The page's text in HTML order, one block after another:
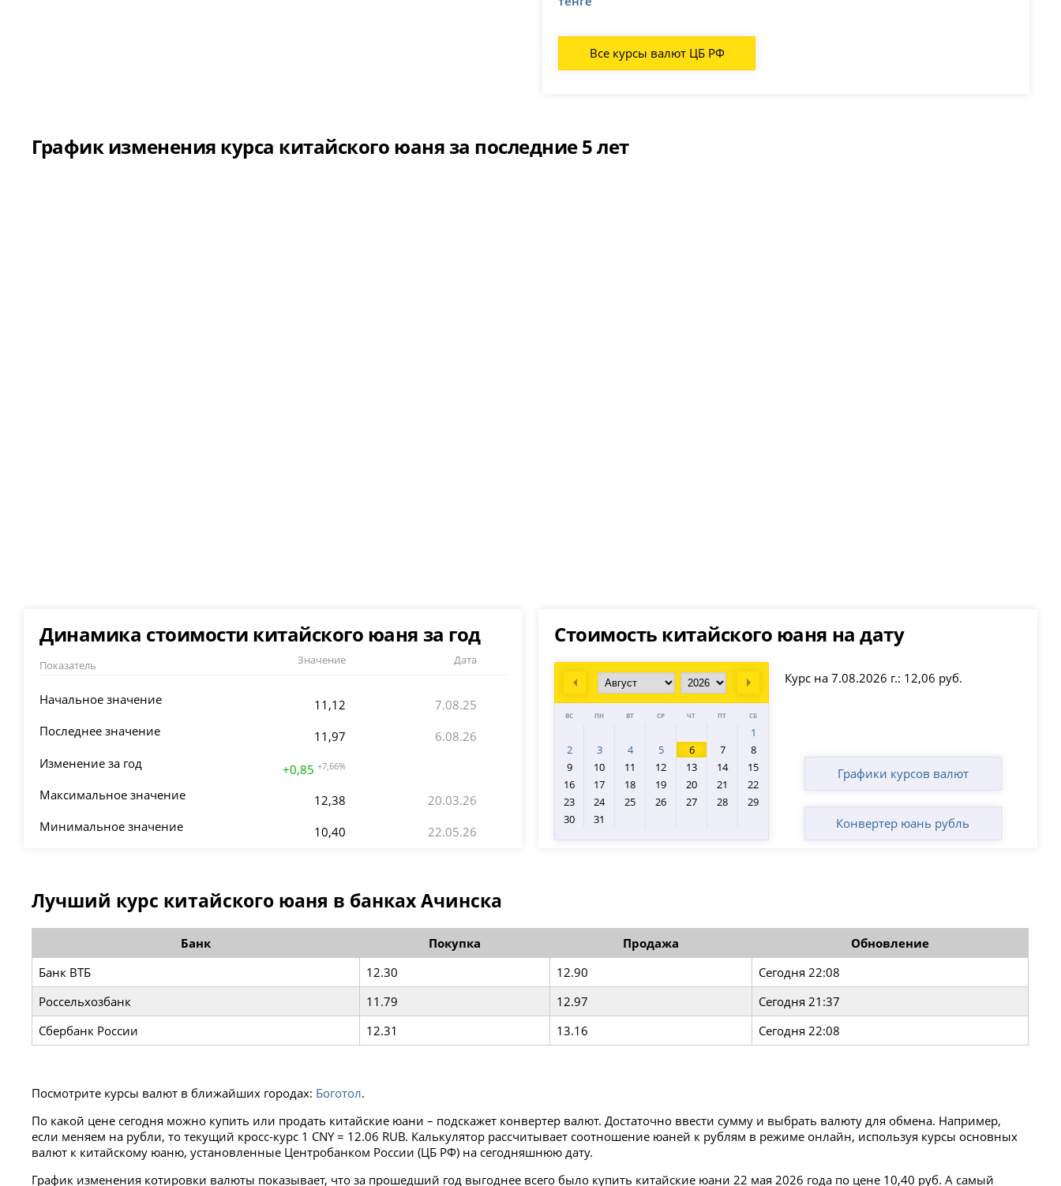
Все курсы валют ЦБ РФ
График изменения курса китайского юаня за последние 5 лет
Динамика стоимости китайского юаня за год
Показатель Значение Дата
Начальное значение 11,12
7.08.25
Последнее значение
11,97
6.08.26
Изменение за год
+0,85+7,66%
Максимальное значение 12,38
20.03.26
Минимальное значение
10,40 22.05.26
Стоимость китайского юаня на дату
Prev Next
ВС ПН ВТ СР ЧТ ПТ СБ
1
2
3 4 5 6 7
8
9
10 11 12 13 14
15
16
17 18 19 20 21
22
23
24 25 26 27 28
29
30
31
Курс на 7.08.2026 г.: 12,06 руб.
Графики курсов валют
Конвертер юань рубль
Лучший курс китайского юаня в банках Ачинска
Банк Покупка Продажа
Обновление
Банк ВТБ
12.30 12.90
Сегодня 22:08
Россельхозбанк
11.79 12.97
Сегодня 21:37
Сбербанк России
12.31 13.16 Сегодня 22:08
Посмотрите курсы валют в ближайших городах: Боготол.
По какой цене сегодня можно купить или продать китайские юани – подскажет конвертер валют. Достаточно ввести сумму и выбрать валюту для обмена. Например,
если меняем на рубли, то текущий кросс-курс 1 CNY = 12.06 RUB. Калькулятор рассчитывает соотношение юаней к рублям в режиме онлайн, используя курсы основных
валют к китайскому юаню, установленные Центробанком России (ЦБ РФ) на сегодняшнюю дату.
График изменения котировки валюты показывает, что за прошедший год выгоднее всего было купить китайские юани 22 мая 2026 года по цене 10,40 руб. А самый